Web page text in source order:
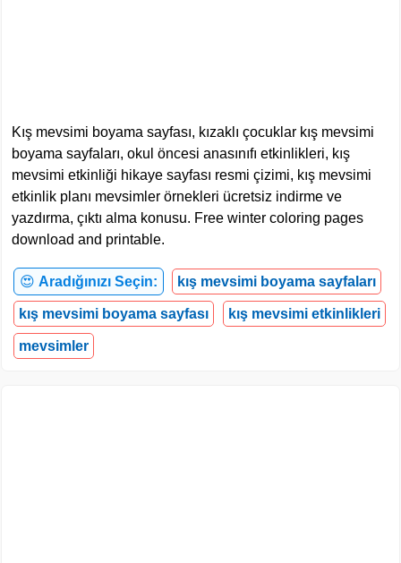
Kış mevsimi boyama sayfası, kızaklı çocuklar kış mevsimi
boyama sayfaları, okul öncesi anasınıfı etkinlikleri, kış
mevsimi etkinliği hikaye sayfası resmi çizimi, kış mevsimi
etkinlik planı mevsimler örnekleri ücretsiz indirme ve
yazdırma, çıktı alma konusu. Free winter coloring pages
download and printable.
😍 Aradığınızı Seçin: kış mevsimi boyama sayfaları
kış mevsimi boyama sayfası kış mevsimi etkinlikleri
mevsimler